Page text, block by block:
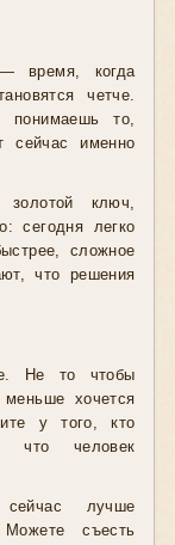
время, когда
четче.
понимаешь то,
сейчас именно
ключ,
сегодня легко
сложное
что решения
Не то чтобы
хочется
у того, кто
что человек
лучше
Можете съесть